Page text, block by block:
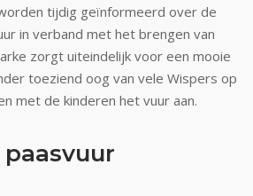
tijdig geïnformeerd over de
in verband met het brengen van
zorgt uiteindelijk voor een mooie
toeziend oog van vele Wispers op
met de kinderen het vuur aan.